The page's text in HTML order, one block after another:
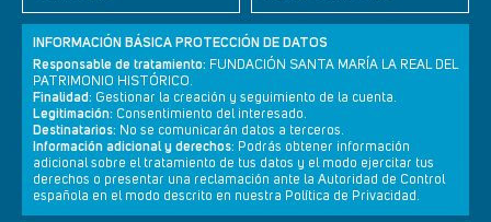
INFORMACIÓN BÁSICA PROTECCIÓN DE DATOS
Responsable de tratamiento: FUNDACIÓN SANTA MARÍA LA REAL DEL
PATRIMONIO HISTÓRICO.
Finalidad: Gestionar la creación y seguimiento de la cuenta.
Legitimación: Consentimiento del interesado.
Destinatarios: No se comunicarán datos a terceros.
Información adicional y derechos: Podrás obtener información
adicional sobre el tratamiento de tus datos y el modo ejercitar tus
derechos o presentar una reclamación ante la Autoridad de Control
española en el modo descrito en nuestra Política de Privacidad.
Newsletter Aviso legal Política de privacidad Política de cookies